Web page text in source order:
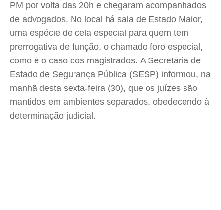
PM por volta das 20h e chegaram acompanhados
de advogados. No local há sala de Estado Maior,
uma espécie de cela especial para quem tem
prerrogativa de função, o chamado foro especial,
como é o caso dos magistrados. A Secretaria de
Estado de Segurança Pública (SESP) informou, na
manhã desta sexta-feira (30), que os juízes são
mantidos em ambientes separados, obedecendo à
determinação judicial.